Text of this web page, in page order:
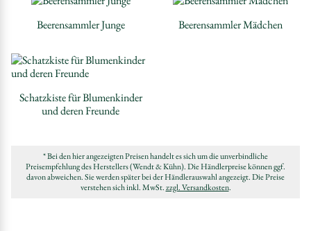
Beerensammler Junge Beerensammler Mädchen
Schatzkiste für Blumenkinder
und deren Freunde
* Bei den hier angezeigten Preisen handelt es sich um die unverbindliche
Preisempfehlung des Herstellers (Wendt & Kühn). Die Händlerpreise können ggf.
davon abweichen. Sie werden später bei der Händlerauswahl angezeigt. Die Preise
verstehen sich inkl. MwSt.zzgl. Versandkosten.